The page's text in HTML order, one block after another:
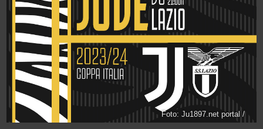
Foto: Ju1897.net portal /